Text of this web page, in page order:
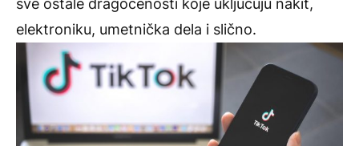
sve ostale dragocenosti koje uključuju nakit,
elektroniku, umetnička dela i slično.